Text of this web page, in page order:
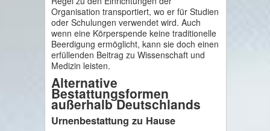
Organisation transportiert, wo er für Studien
oder Schulungen verwendet wird. Auch
wenn eine Körperspende keine traditionelle
Beerdigung ermöglicht, kann sie doch einen
erfüllenden Beitrag zu Wissenschaft und
Medizin leisten.
Alternative
Bestattungsformen
außerhalb Deutschlands
Urnenbestattung zu Hause